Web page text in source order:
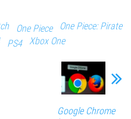
One Piece
One Piece: Pirate
PS4 Xbox One
Google Chrome